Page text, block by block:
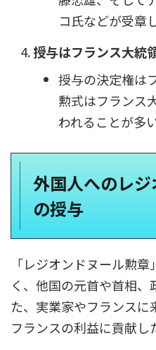
コ氏などが受章
授与はフランス大統
授与の決定権は
勲式はフランス
われることが多い
外国人へのレ
の授与
「レジオンドヌール勲
く、他国の元首や首相
た、実業家やフランスに
フランスの利益に貢献し